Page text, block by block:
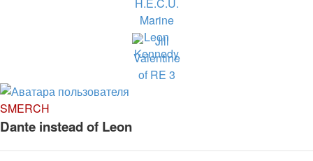
SMERCH
Dante instead of Leon